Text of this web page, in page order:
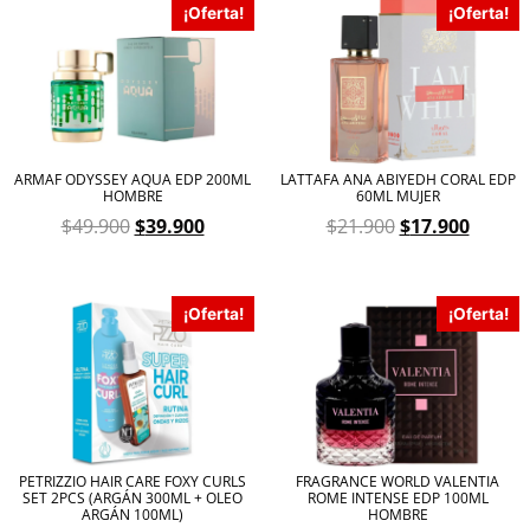
¡Oferta!
ARMAF ODYSSEY AQUA EDP 200ML
HOMBRE
$49.900 $39.900
¡Oferta!
LATTAFA ANA ABIYEDH CORAL EDP
60ML MUJER
$21.900 $17.900
¡Oferta!
PETRIZZIO HAIR CARE FOXY CURLS
SET 2PCS (ARGÁN 300ML + OLEO
ARGÁN 100ML)
¡Oferta!
FRAGRANCE WORLD VALENTIA
ROME INTENSE EDP 100ML
HOMBRE